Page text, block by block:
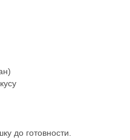
до готовности.